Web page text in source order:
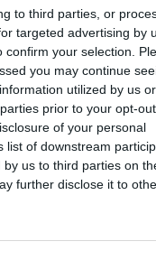
to third parties, or
targeted advertising by
your selection.
you may continue
utilized by us or
prior to your opt-
of your personal
list of downstream
by us to third parties on
further disclose it to
sięgały 40 st. C,
nie potrwa ono
będą
w rozmowie z
Meteorologii i